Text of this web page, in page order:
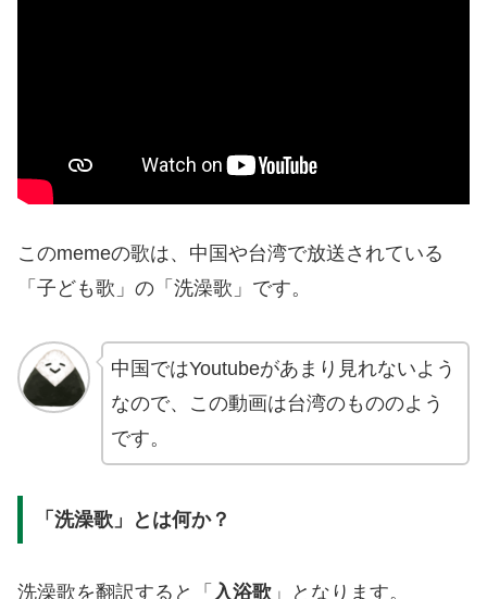
このmemeの歌は、中国や台湾で放送されている
「子ども歌」の「洗澡歌」です。
中国ではYoutubeがあまり見れないよう
なので、この動画は台湾のもののよう
です。
「洗澡歌」とは何か？
洗澡歌を翻訳すると「 入浴歌 」となります。